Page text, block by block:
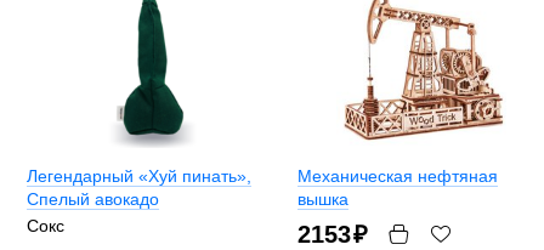
Легендарный «Хуй пинать»
Спелый авокадо
Сокс
Механическая нефтяная
вышка
2153₽